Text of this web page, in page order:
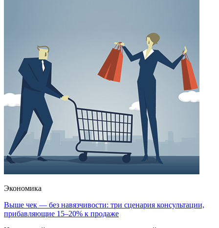
Экономика
Выше чек — без навязчивости: три сценария консультации,
прибавляющие 15–20% к продаже